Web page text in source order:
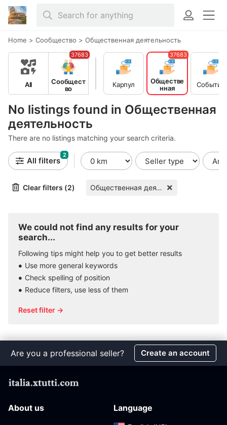
Home > Сообщество > Общественная деятельность
No listings found in Общественная
деятельность
There are no listings matching your search criteria.
All
Сообщест
во
37683
Карпул
Обществе
нная
деятельн
37683
События
All filters
2
Clear filters (2) Общественная деятельность
We could not find any results for your
search...
Following tips might help you to get better results
Use more general keywords
Check spelling of position
Reduce filters, use less of them
Reset filter →
Are you a professional seller? Create an account
About us Language